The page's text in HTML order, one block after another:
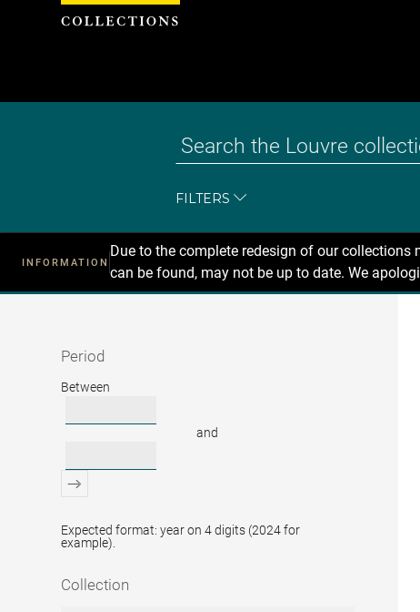
FILTERS
INFORMATION
Due to the complete redesign of our
can be found, may not be up to date. We
Recherche
Period
Period
Between
and
Expected format: year on 4 digits (2024 for
example).
Collection
Cookies management panel